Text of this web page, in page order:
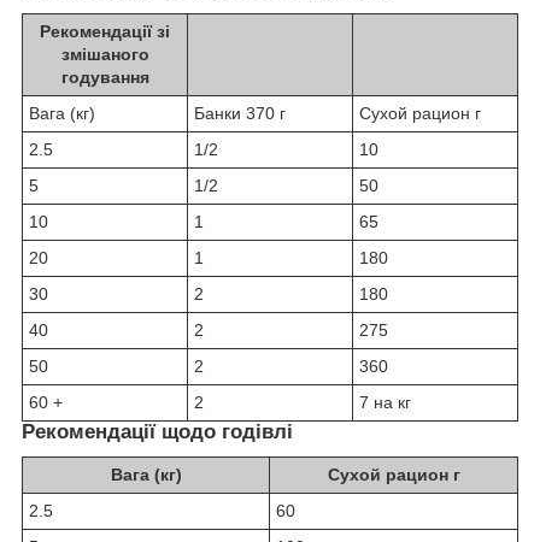
Рекомендації зі
змішаного
годування
Вага (кг)
Банки 370 г
Сухой рацион г
2.5
1/2
10
5
1/2
50
10
1
65
20
1
180
30
2
180
40
2
275
50
2
360
60 +
2 7 на кг
Рекомендації щодо годівлі
Вага (кг)
Сухой рацион г
2.5
60